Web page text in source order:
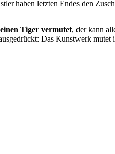
haben letzten Endes den
Tiger vermutet, der kann
Das Kunstwerk